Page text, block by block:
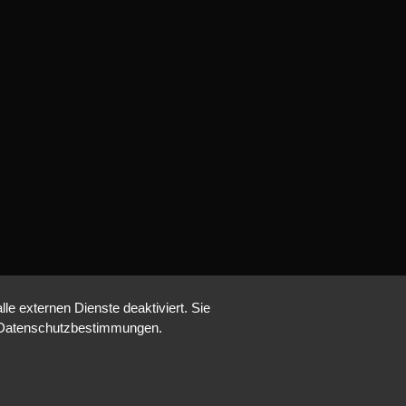
externen Dienste deaktiviert. Sie